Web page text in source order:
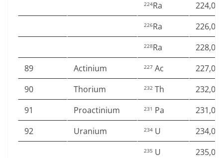
224Ra
226Ra
228Ra
89
Actinium 227 Ac
90
Thorium 232 Th
91
Proactinium 231 Pa
92
Uranium 234 U
235 U